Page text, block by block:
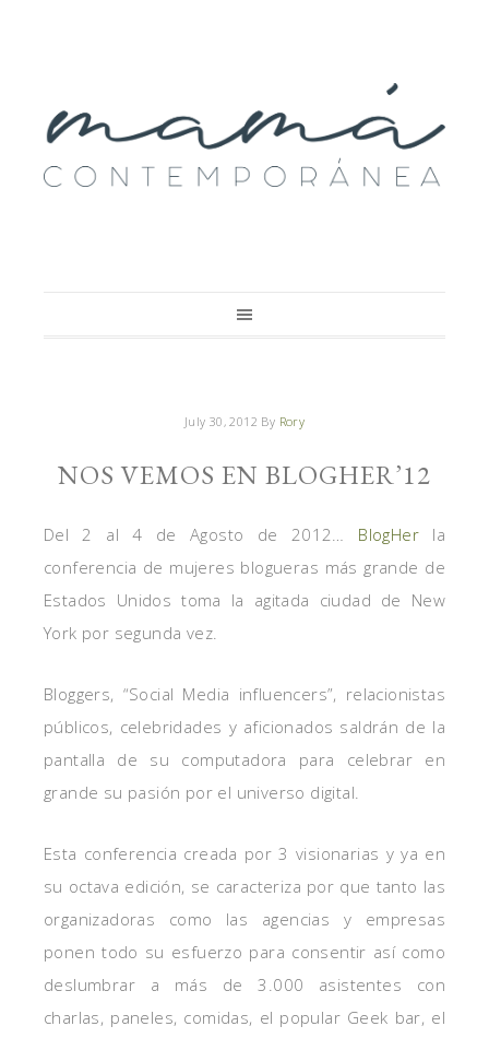
July 30, 2012 By Rory
NOS VEMOS EN BLOGHER’12
Del 2 al 4 de Agosto de 2012… BlogHerla
conferencia de mujeres blogueras más grande de
Estados Unidos toma la agitada ciudad de New
York por segunda vez.
Bloggers, “Social Media influencers”, relacionistas
públicos, celebridades y aficionados saldrán de la
pantalla de su computadora para celebrar en
grande su pasión por el universo digital.
Esta conferencia creada por 3 visionarias y ya en
su octava edición, se caracteriza por que tanto las
organizadoras como las agencias y empresas
ponen todo su esfuerzo para consentir así como
deslumbrar a más de 3.000 asistentes con
charlas, paneles, comidas, el popular Geek bar, el